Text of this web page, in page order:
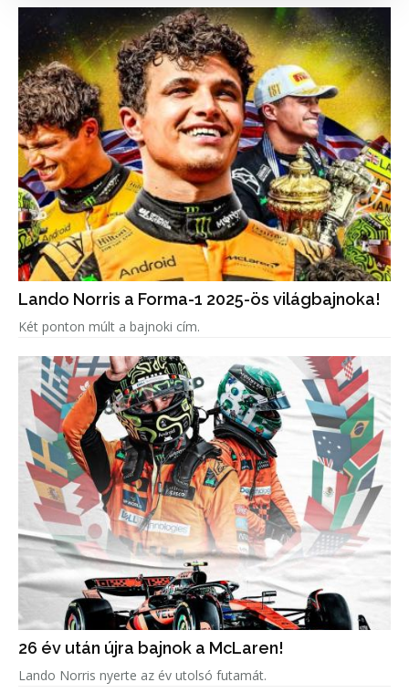
Lando Norris a Forma-1 2025-ös világbajnoka!
Két ponton múlt a bajnoki cím.
26 év után újra bajnok a McLaren!
Lando Norris nyerte az év utolsó futamát.